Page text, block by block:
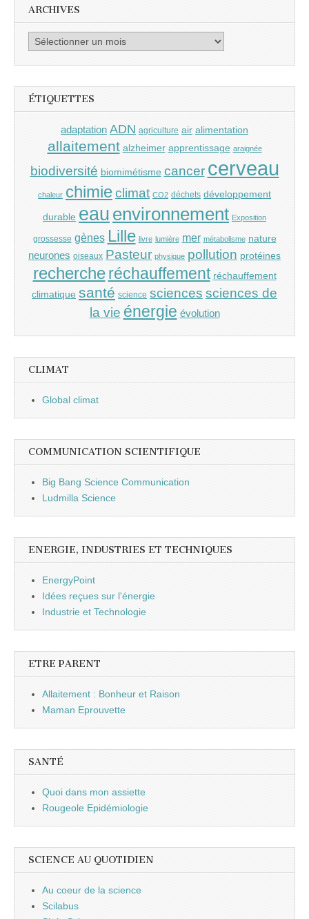
ARCHIVES
Archives
ÉTIQUETTES
adaptation ADN agriculture air alimentation
allaitement alzheimer apprentissage araignée
biodiversité biomimétisme cancer cerveau
chaleur chimieclimat CO2 déchets développement
durable eau environnement Exposition
grossesse gènes Lille livre lumière mer métabolisme nature
neurones oiseaux Pasteur physique pollution protéines
recherche réchauffement réchauffement
climatique santé science sciences sciences de
la vie énergie évolution
CLIMAT
Global climat
COMMUNICATION SCIENTIFIQUE
Big Bang Science Communication
Ludmilla Science
ENERGIE, INDUSTRIES ET TECHNIQUES
EnergyPoint
Idées reçues sur l'énergie
Industrie et Technologie
ETRE PARENT
Allaitement : Bonheur et Raison
Maman Eprouvette
SANTÉ
Quoi dans mon assiette
Rougeole Epidémiologie
SCIENCE AU QUOTIDIEN
Au coeur de la science
Scilabus